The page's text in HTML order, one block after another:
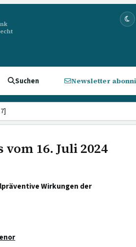
Suchen Newsletter
vom 16. Juli 2024
Wirkungen der